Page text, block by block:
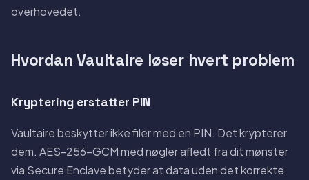
overhovedet.
Hvordan Vaultaire løser hvert problem
Kryptering erstatter PIN
Vaultaire beskytter ikke filer med en PIN. Det krypterer
dem. AES-256-GCM med nøgler afledt fra dit mønster
via Secure Enclave betyder at data uden det korrekte